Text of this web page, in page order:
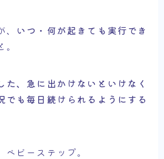
いつ・何が起きても実行でき
た、急に出かけないといけなく
も毎日続けられるようにする
ビーステップ。